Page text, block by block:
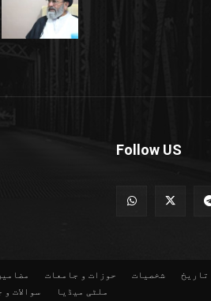
Follow US
تاریخ شخصیات حوزات و جامعات
ملٹی میڈیا
سوالات